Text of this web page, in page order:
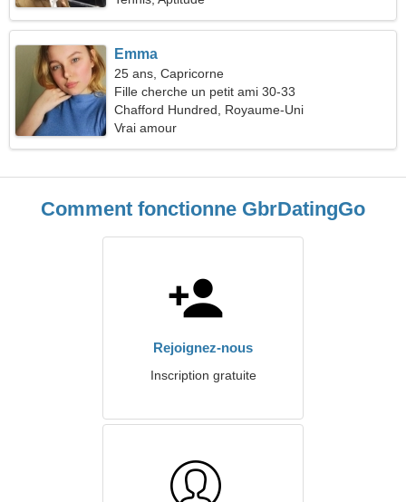
Emma
25 ans, Capricorne
Fille cherche un petit ami 30-33
Chafford Hundred, Royaume-Uni
Vrai amour
Comment fonctionne GbrDatingGo
Rejoignez-nous
Inscription gratuite